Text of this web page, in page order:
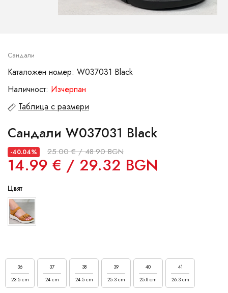
Сандали
Каталожен номер: W037031 Black
Наличност: Изчерпан
Таблица с размери
Сандали W037031 Black
-40.04% 25.00 € / 48.90 BGN
14.99 € / 29.32 BGN
Цвят
36
23.5 cm
37
24 cm
38
24.5 cm
39
25.3 cm
40
25.8 cm
41
26.3 cm